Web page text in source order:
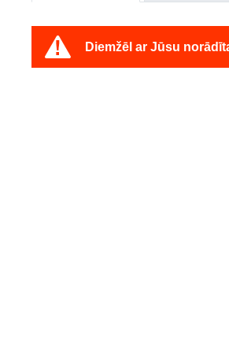
Diemžēl ar Jūsu